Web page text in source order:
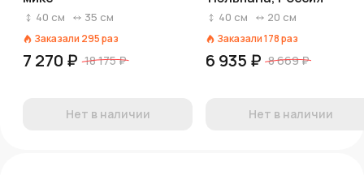
40 см 35 см
Заказали 295раз
7 270 ₽ 18 175 ₽
Нет в наличии
40 см 20 см
Заказали178раз
6 935 ₽ 8 669 ₽
Нет в наличии